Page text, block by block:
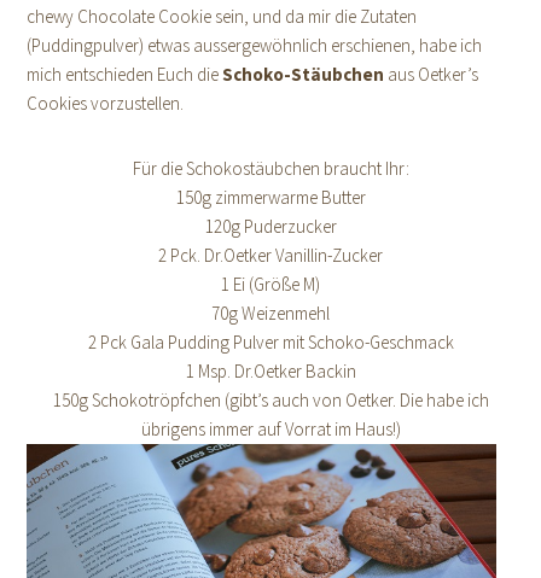
chewy Chocolate Cookie sein, und da mir die Zutaten
(Puddingpulver) etwas aussergewöhnlich erschienen, habe ich
mich entschieden Euch dieSchoko-Stäubchen aus Oetker’s
Cookies vorzustellen.
Für die Schokostäubchen braucht Ihr:
150g zimmerwarme Butter
120g Puderzucker
2 Pck. Dr.Oetker Vanillin-Zucker
1 Ei (Größe M)
70g Weizenmehl
2 Pck Gala Pudding Pulver mit Schoko-Geschmack
1 Msp. Dr.Oetker Backin
150g Schokotröpfchen (gibt’s auch von Oetker. Die habe ich
übrigens immer auf Vorrat im Haus!)